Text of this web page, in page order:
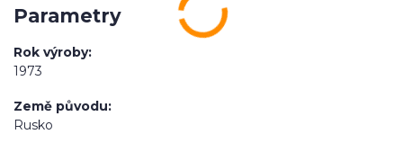
Parametry
Rok výroby
1973
Země původu
Rusko